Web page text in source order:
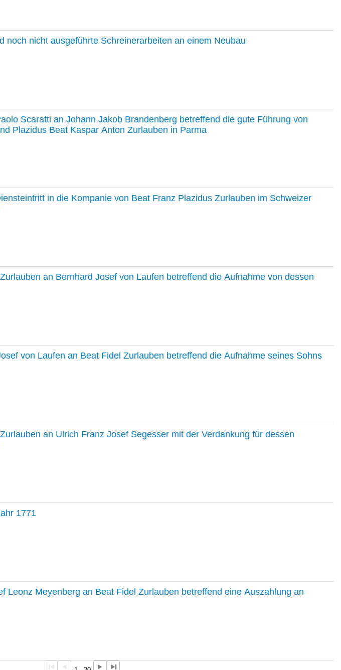
noch nicht ausgeführte Schreinerarbeiten an einem Neubau
Scaratti an Johann Jakob Brandenberg betreffend die gute Führung von
Plazidus Beat Kaspar Anton Zurlauben in Parma
in die Kompanie von Beat Franz Plazidus Zurlauben im Schweizer
an Bernhard Josef von Laufen betreffend die Aufnahme von dessen
von Laufen an Beat Fidel Zurlauben betreffend die Aufnahme seines Sohns
an Ulrich Franz Josef Segesser mit der Verdankung für dessen
1771
Leonz Meyenberg an Beat Fidel Zurlauben betreffend eine Auszahlung an